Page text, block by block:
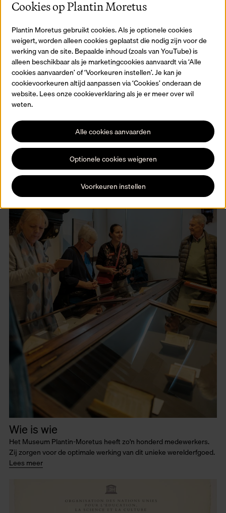
Ontdek alle formules
Blader door naar
Wie is wie
Het Museum Plantin-Moretus heeft zo'n honderd medewerkers.
Zij zorgen voor de optimale werking van dit unieke werelderfgoed.
Lees meer
Cookies op Plantin Moretus
Plantin Moretus gebruikt cookies. Als je optionele cookies
weigert, worden alleen cookies geplaatst die nodig zijn voor de
werking van de site. Bepaalde inhoud (zoals van YouTube) is
alleen beschikbaar als je marketingcookies aanvaardt via ‘Alle
cookies aanvaarden’ of ‘Voorkeuren instellen’. Je kan je
cookievoorkeuren altijd aanpassen via ‘Cookies’ onderaan de
website. Lees onze cookieverklaring als je er meer over wil
weten.
Alle cookies aanvaarden
Optionele cookies weigeren
Voorkeuren instellen